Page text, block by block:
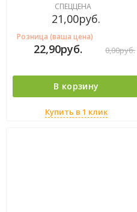
СПЕЦЦЕНА
21,00руб.
Розница (ваша цена)
22,90руб. 0,00руб.
В корзину
Купить в 1 клик